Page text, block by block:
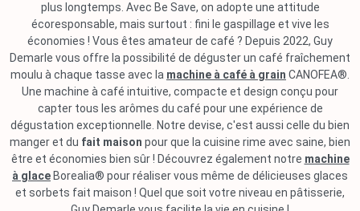
plus longtemps. Avec Be Save, on adopte une attitude
écoresponsable, mais surtout : fini le gaspillage et vive les
économies ! Vous êtes amateur de café ? Depuis 2022, Guy
Demarle vous offre la possibilité de déguster un café fraîchement
moulu à chaque tasse avec la machine à café à grain CANOFEA®.
Une machine à café intuitive, compacte et design conçu pour
capter tous les arômes du café pour une expérience de
dégustation exceptionnelle. Notre devise, c'est aussi celle du bien
manger et du fait maison pour que la cuisine rime avec saine, bien
être et économies bien sûr ! Découvrez également notre machine
à glace Borealia® pour réaliser vous même de délicieuses glaces
et sorbets fait maison ! Quel que soit votre niveau en pâtisserie,